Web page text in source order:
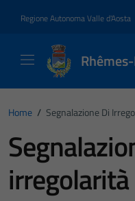
Regione Autonoma Valle d'Aosta
Home / Segnalazione Di
irregolarità